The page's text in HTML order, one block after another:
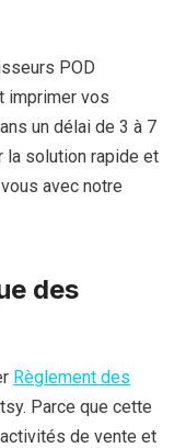
POD
imprimer vos
un délai de 3 à 7
la solution rapide et
avec notre
des
Règlement des
Parce que cette
de vente et